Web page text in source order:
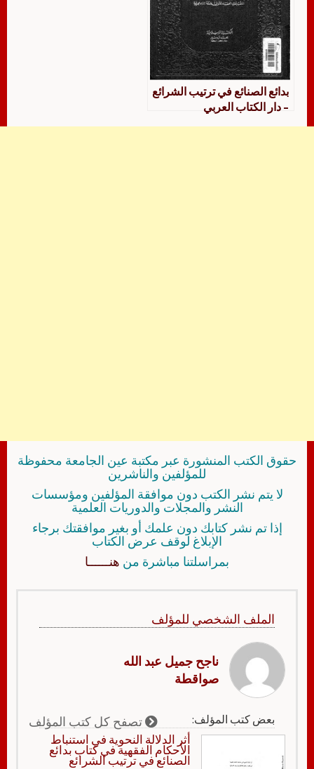
بدائع الصنائع في ترتيب الشرائع
– دار الكتاب العربي
حقوق الكتب المنشورة عبر مكتبة عين الجامعة محفوظة
للمؤلفين والناشرين
لا يتم نشر الكتب دون موافقة المؤلفين ومؤسسات
النشر والمجلات والدوريات العلمية
إذا تم نشر كتابك دون علمك أو بغير موافقتك برجاء
الإبلاغ لوقف عرض الكتاب
بمراسلتنا مباشرة من هنــــــا
الملف الشخصي للمؤلف
ناجح جميل عبد الله
صواقطة
بعض كتب المؤلف: تصفح كل كتب المؤلف
أثر الدلالة النحوية في استنباط
الأحكام الفقهية في كتاب بدائع
الصنائع في ترتيب الشرائع